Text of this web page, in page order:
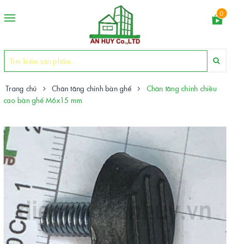
Toggle
0
Trang chủ Chân tăng chỉnh bàn ghế
Chân tăng chỉnh chiều
cao bàn ghế M6x15 mm